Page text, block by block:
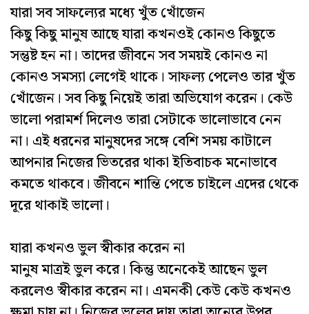
যারা সব সাফল্যের মধ্যে খুঁত খোঁজেন
কিছু কিছু মানুষ আছে যারা কখনওই কোনও কিছুতে
সন্তুষ্ট হন না। তাদের জীবনে সব সময়ই কোনও না
কোনও সমস্যা লেগেই থাকে। সাফল্য পেলেও তার খুঁত
খোঁজেন। সব কিছু নিয়েই তারা অভিযোগ করেন। কেউ
ভালো পরামর্শ দিলেও তারা সেটাকে ভালোভাবে নেন
না। এই ধরনের মানুষদের সঙ্গে বেশি সময় কাটালে
আপনার নিজের ভিতরের থাকা ইতিবাচক মনোভাবে
কমতে থাকবে। জীবনে শান্তি পেতে চাইলে এদের থেকে
দূরে থাকাই ভালো।
যারা কখনও ভুল স্বীকার করেন না
মানুষ মাত্রই ভুল করে। কিন্তু অনেকেই আছেন ভুল
করলেও স্বীকার করেন না। এমনকী কেউ কেউ কখনও